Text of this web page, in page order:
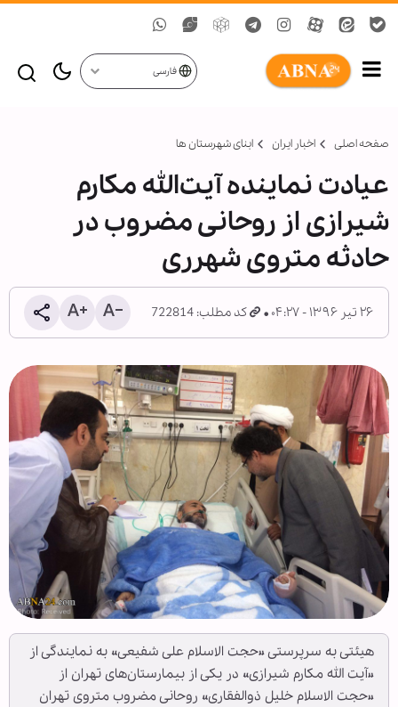
فارسی
صفحه اصلی اخبار ایران ابنای شهرستان ها
عیادت نماینده آیت‌الله مکارم
شیرازی از روحانی مضروب در
حادثه متروی شهرری
۲۶ تیر ۱۳۹۶ - ۰۴:۲۷ کد مطلب: 722814
هیئتی به سرپرستی «حجت الاسلام علی شفیعی» به نمایندگی از
«آیت الله مکارم شیرازی» در یکی از بیمارستان‌های تهران از
«حجت الاسلام خلیل ذوالفقاری» روحانی مضروب متروی تهران